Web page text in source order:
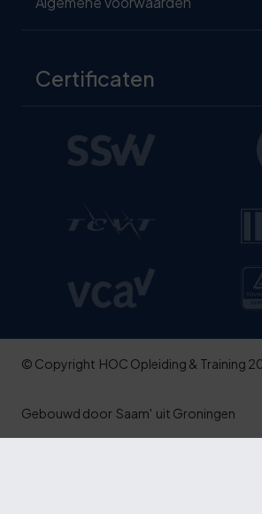
Certificaten
© Copyright HOC Opleiding & Training
Gebouwd door Saam' uit Groningen